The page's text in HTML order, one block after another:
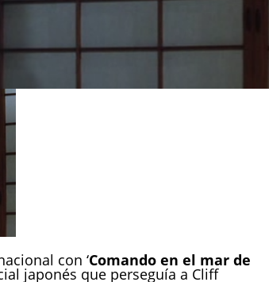
con ‘Comando en el mar de
japonés que perseguía a Cliff